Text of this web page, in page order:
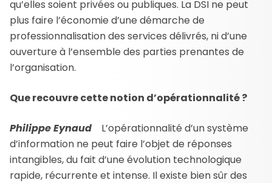
qu’elles soient privées ou publiques. La DSI ne peut
plus faire l’économie d’une démarche de
professionnalisation des services délivrés, ni d’une
ouverture à l’ensemble des parties prenantes de
l’organisation.
Que recouvre cette notion d’opérationnalité ?
Philippe Eynaud L’opérationnalité d’un système
d’information ne peut faire l’objet de réponses
intangibles, du fait d’une évolution technologique
rapide, récurrente et intense. Il existe bien sûr des